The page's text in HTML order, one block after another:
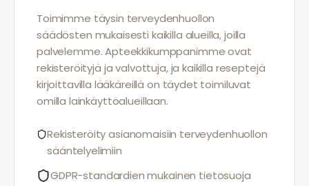
Toimimme täysin terveydenhuollon
säädösten mukaisesti kaikilla alueilla, joilla
palvelemme. Apteekkikumppanimme ovat
rekisteröityjä ja valvottuja, ja kaikilla reseptejä
kirjoittavilla lääkäreillä on täydet toimiluvat
omilla lainkäyttöalueillaan.
Rekisteröity asianomaisiin terveydenhuollon
sääntelyelimiin
GDPR-standardien mukainen tietosuoja